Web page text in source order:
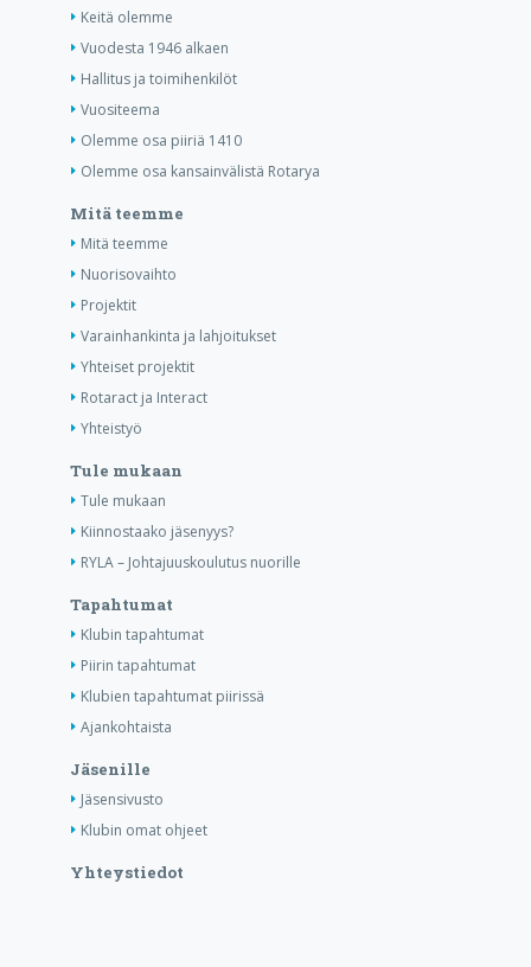
Keitä olemme
Vuodesta 1946 alkaen
Hallitus ja toimihenkilöt
Vuositeema
Olemme osa piiriä 1410
Olemme osa kansainvälistä Rotarya
Mitä teemme
Mitä teemme
Nuorisovaihto
Projektit
Varainhankinta ja lahjoitukset
Yhteiset projektit
Rotaract ja Interact
Yhteistyö
Tule mukaan
Tule mukaan
Kiinnostaako jäsenyys?
RYLA – Johtajuuskoulutus nuorille
Tapahtumat
Klubin tapahtumat
Piirin tapahtumat
Klubien tapahtumat piirissä
Ajankohtaista
Jäsenille
Jäsensivusto
Klubin omat ohjeet
Yhteystiedot